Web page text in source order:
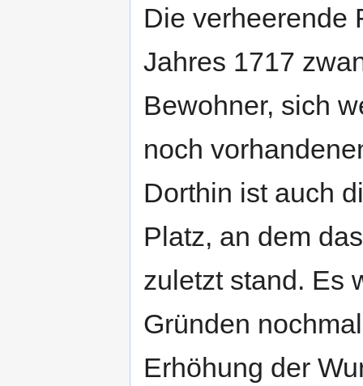
Die verheerende
Jahres 1717
Bewohner, sich
noch
Dorthin ist auch
Platz, an dem
zuletzt stand. Es
Gründen
Erhöhung der